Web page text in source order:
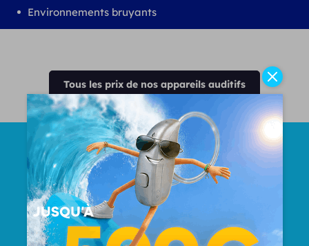
Environnements bruyants
Tous les prix de nos appareils auditifs
Nombre Total d'oreilles
appareillées
50000